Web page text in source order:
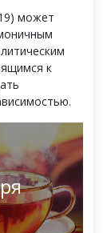
может
к